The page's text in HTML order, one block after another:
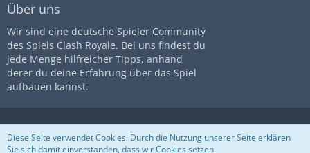
Über uns
Wir sind eine deutsche Spieler Community
des Spiels Clash Royale. Bei uns findest du
jede Menge hilfreicher Tipps, anhand
derer du deine Erfahrung über das Spiel
aufbauen kannst.
Diese Seite ist nicht mit dem
UnternehmenSupercellassoziiert
Impressum
Datenschutz
Nutzungsbestimmungen
Diese Seite verwendet Cookies. Durch die Nutzung unserer Seite erklären
Sie sich damit einverstanden, dass wir Cookies setzen.